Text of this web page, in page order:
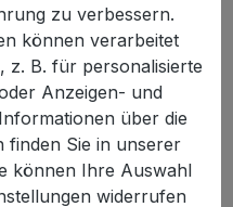
zu verbessern.
können verarbeitet
z. B. für personalisierte
Anzeigen- und
über die
finden Sie in unserer
können Ihre Auswahl
widerrufen